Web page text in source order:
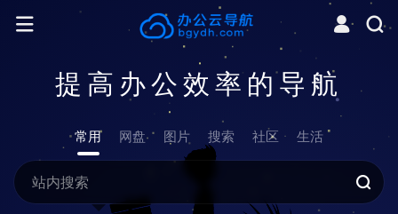
提高办公效率的导航
常用 网盘 图片 搜索 社区 生活